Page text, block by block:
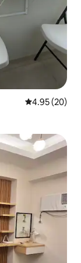
औसत रेटिंग 5 में
4.95 (20)